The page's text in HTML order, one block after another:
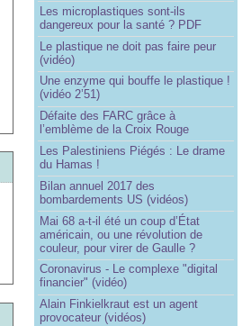
Les microplastiques sont-ils
dangereux pour la santé ? PDF
Le plastique ne doit pas faire peur
(vidéo)
Une enzyme qui bouffe le plastique !
(vidéo 2’51)
Défaite des FARC grâce à
l’emblème de la Croix Rouge
Les Palestiniens Piégés : Le drame
du Hamas !
Bilan annuel 2017 des
bombardements US (vidéos)
Mai 68 a-t-il été un coup d’État
américain, ou une révolution de
couleur, pour virer de Gaulle ?
Coronavirus - Le complexe "digital
financier" (vidéo)
Alain Finkielkraut est un agent
provocateur (vidéos)